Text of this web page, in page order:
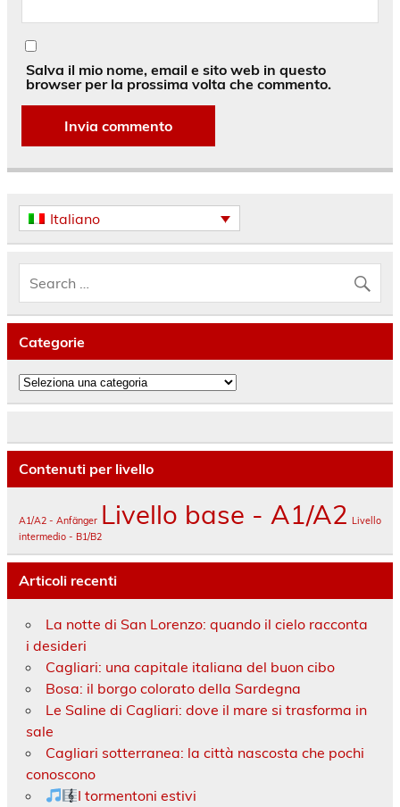
Salva il mio nome, email e sito web in questo
browser per la prossima volta che commento.
Italiano
Categorie
Categorie
Contenuti per livello
A1/A2 - Anfänger Livello base - A1/A2 Livello
intermedio - B1/B2
Articoli recenti
La notte di San Lorenzo: quando il cielo racconta
i desideri
Cagliari: una capitale italiana del buon cibo
Bosa: il borgo colorato della Sardegna
Le Saline di Cagliari: dove il mare si trasforma in
sale
Cagliari sotterranea: la città nascosta che pochi
conoscono
I tormentoni estivi